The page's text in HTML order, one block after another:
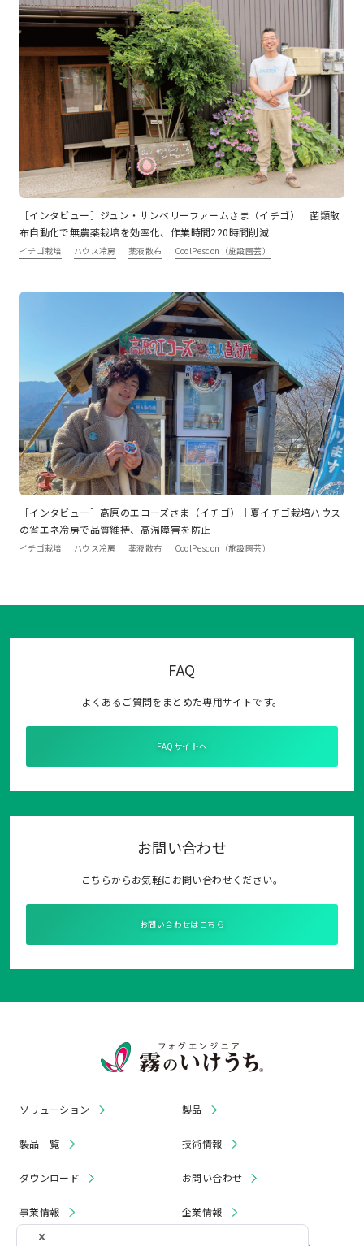
［インタビュー］ジュン・サンベリーファームさま（イチゴ）｜菌類散
布自動化で無農薬栽培を効率化、作業時間220時間削減
イチゴ栽培 ハウス冷房 薬液散布 CoolPescon（施設園芸）
［インタビュー］高原のエコーズさま（イチゴ）｜夏イチゴ栽培ハウス
の省エネ冷房で品質維持、高温障害を防止
イチゴ栽培 ハウス冷房 薬液散布 CoolPescon（施設園芸）
FAQ
よくあるご質問をまとめた専用サイトです。
FAQサイトへ
お問い合わせ
こちらからお気軽にお問い合わせください。
お問い合わせはこちら
ソリューション 製品
製品一覧 技術情報
ダウンロード お問い合わせ
事業情報 企業情報